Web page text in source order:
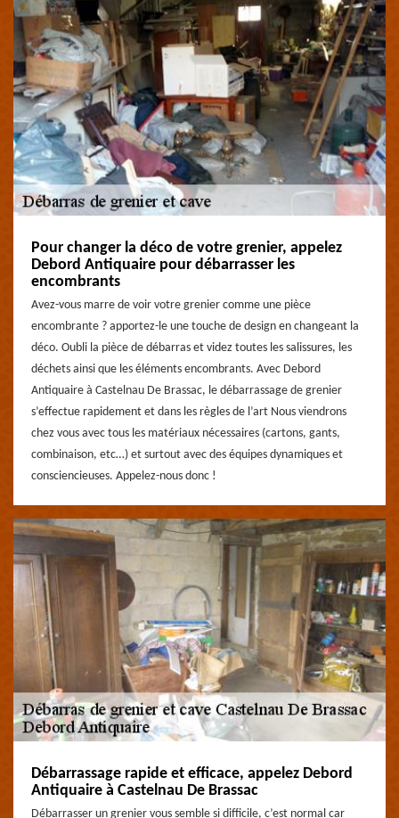
Pour changer la déco de votre grenier, appelez
Debord Antiquaire pour débarrasser les
encombrants
Avez-vous marre de voir votre grenier comme une pièce
encombrante ? apportez-le une touche de design en changeant la
déco. Oubli la pièce de débarras et videz toutes les salissures, les
déchets ainsi que les éléments encombrants. Avec Debord
Antiquaire à Castelnau De Brassac, le débarrassage de grenier
s’effectue rapidement et dans les règles de l’art Nous viendrons
chez vous avec tous les matériaux nécessaires (cartons, gants,
combinaison, etc…) et surtout avec des équipes dynamiques et
consciencieuses. Appelez-nous donc !
Débarrassage rapide et efficace, appelez Debord
Antiquaire à Castelnau De Brassac
Débarrasser un grenier vous semble si difficile, c’est normal car